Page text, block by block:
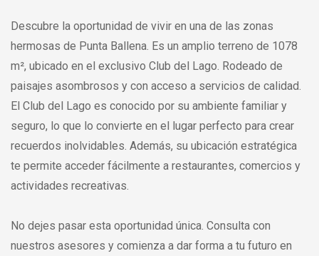
Descubre la oportunidad de vivir en una de las zonas
hermosas de Punta Ballena. Es un amplio terreno de 1078
m², ubicado en el exclusivo Club del Lago. Rodeado de
paisajes asombrosos y con acceso a servicios de calidad.
El Club del Lago es conocido por su ambiente familiar y
seguro, lo que lo convierte en el lugar perfecto para crear
recuerdos inolvidables. Además, su ubicación estratégica
te permite acceder fácilmente a restaurantes, comercios y
actividades recreativas.
No dejes pasar esta oportunidad única. Consulta con
nuestros asesores y comienza a dar forma a tu futuro en